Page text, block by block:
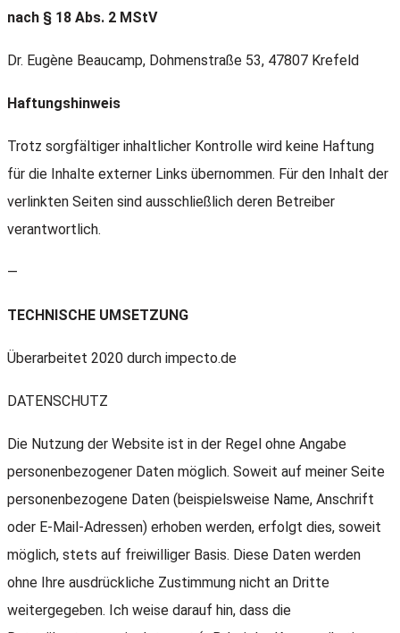
nach § 18 Abs. 2 MStV
Dr. Eugène Beaucamp, Dohmenstraße 53, 47807 Krefeld
Haftungshinweis
Trotz sorgfältiger inhaltlicher Kontrolle wird keine Haftung
für die Inhalte externer Links übernommen. Für den Inhalt der
verlinkten Seiten sind ausschließlich deren Betreiber
verantwortlich.
—
TECHNISCHE UMSETZUNG
Überarbeitet 2020 durch impecto.de
DATENSCHUTZ
Die Nutzung der Website ist in der Regel ohne Angabe
personenbezogener Daten möglich. Soweit auf meiner Seite
personenbezogene Daten (beispielsweise Name, Anschrift
oder E-Mail-Adressen) erhoben werden, erfolgt dies, soweit
möglich, stets auf freiwilliger Basis. Diese Daten werden
ohne Ihre ausdrückliche Zustimmung nicht an Dritte
weitergegeben. Ich weise darauf hin, dass die